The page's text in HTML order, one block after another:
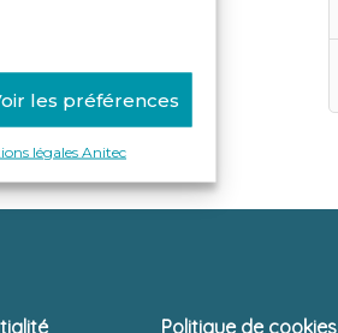
les préférences
légales Anitec
Politique de cookies